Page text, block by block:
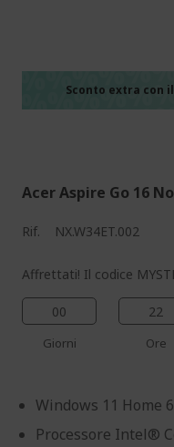
Sconto extra con
Acer Aspire Go 16
Rif. NX.W34ET.002
Affrettati! Il codice
00
Giorni
22
Ore
Windows 11 Home
Processore Intel®